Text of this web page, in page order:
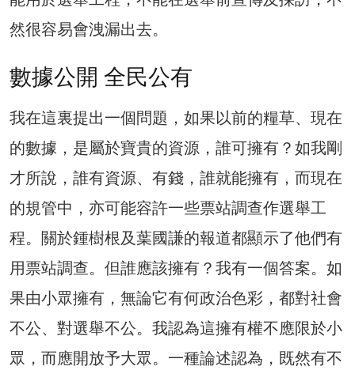
然很容易會洩漏出去。
數據公開 全民公有
我在這裏提出一個問題，如果以前的糧草、現在
的數據，是屬於寶貴的資源，誰可擁有？如我剛
才所說，誰有資源、有錢，誰就能擁有，而現在
的規管中，亦可能容許一些票站調查作選舉工
程。關於鍾樹根及葉國謙的報道都顯示了他們有
用票站調查。但誰應該擁有？我有一個答案。如
果由小眾擁有，無論它有何政治色彩，都對社會
不公、對選舉不公。我認為這擁有權不應限於小
眾，而應開放予大眾。一種論述認為，既然有不